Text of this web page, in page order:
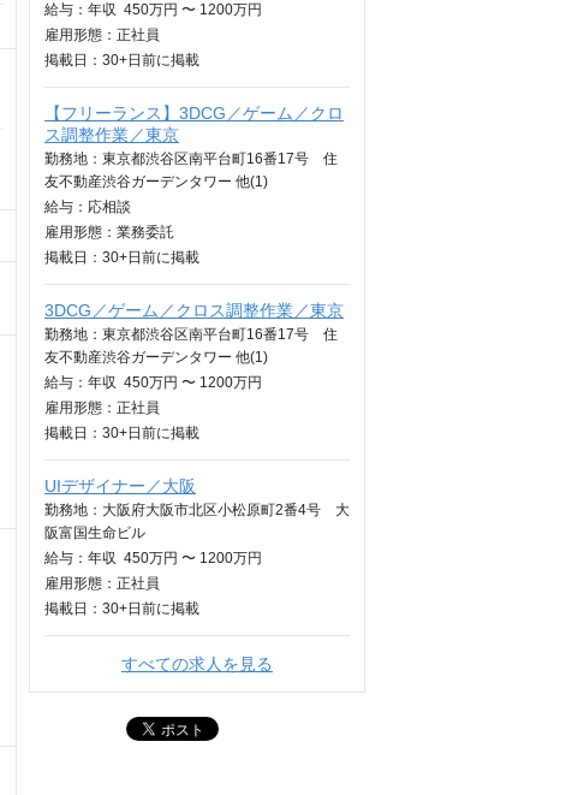
給与： 年収 450万円 〜 1200万円
雇用形態：正社員
掲載日： 30+日 前に掲載
【フリーランス】3DCG／ゲーム／クロ
ス調整作業／東京
勤務地：東京都渋谷区南平台町16番17号 住
友不動産渋谷ガーデンタワー 他(1)
給与： 応相談
雇用形態：業務委託
掲載日： 30+日 前に掲載
3DCG／ゲーム／クロス調整作業／東京
勤務地：東京都渋谷区南平台町16番17号 住
友不動産渋谷ガーデンタワー 他(1)
給与： 年収 450万円 〜 1200万円
雇用形態：正社員
掲載日： 30+日 前に掲載
UIデザイナー／大阪
勤務地：大阪府大阪市北区小松原町2番4号 大
阪富国生命ビル
給与： 年収 450万円 〜 1200万円
雇用形態：正社員
掲載日： 30+日 前に掲載
すべての求人を見る